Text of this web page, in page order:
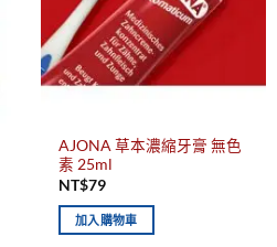
AJONA 草本濃縮牙膏 無色
素 25ml
NT$79
加入購物車